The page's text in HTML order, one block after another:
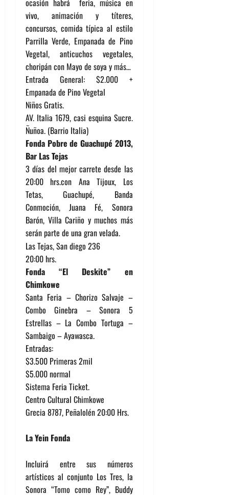
ocasión habrá feria, música en
vivo, animación y títeres,
concursos, comida típica al estilo
Parrilla Verde, Empanada de Pino
Vegetal, anticuchos vegetales,
choripán con Mayo de soya y más…
Entrada General: $2.000 +
Empanada de Pino Vegetal
Niños Gratis.
AV. Italia 1679, casi esquina Sucre.
Ñuñoa. (Barrio Italia)
Fonda Pobre de Guachupé 2013,
Bar Las Tejas
3 días del mejor carrete desde las
20:00 hrs.con Ana Tijoux, Los
Tetas, Guachupé, Banda
Conmoción, Juana Fé, Sonora
Barón, Villa Cariño y muchos más
serán parte de una gran velada.
Las Tejas, San diego 236
20:00 hrs.
Fonda “El Deskite” en
Chimkowe
Santa Feria – Chorizo Salvaje –
Combo Ginebra – Sonora 5
Estrellas – La Combo Tortuga –
Sambaigo – Ayawasca.
Entradas:
$3.500 Primeras 2mil
$5.000 normal
Sistema Feria Ticket.
Centro Cultural Chimkowe
Grecia 8787, Peñalolén 20:00 Hrs.
La Yein Fonda
Incluirá entre sus números
artísticos al conjunto Los Tres, la
Sonora “Tomo como Rey”, Buddy